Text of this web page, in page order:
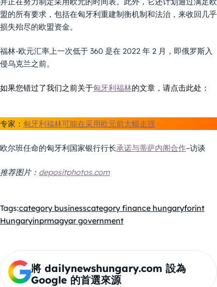
盟的所有要求，包括在匈牙利重建制衡机制和法治，来收回几乎
损失殆尽的欧盟资金。
福林-欧元汇率上一次低于 360 是在 2022 年 2 月，即俄罗斯入
侵乌克兰之前。
如果您错过了我们之前关于匈牙利福林的文章，请点击此处：
专家： 匈牙利福林可能在采用欧元前大幅走强
欧尔班任命的匈牙利国家银行行长承诺与蒂萨内阁合作–访谈
推荐图片： depositphotos.com
Tags:category businesscategory finance hungaryforint
Hungaryinprmagyar government
將 dailynewshungary.com 設為
Google 的首選來源